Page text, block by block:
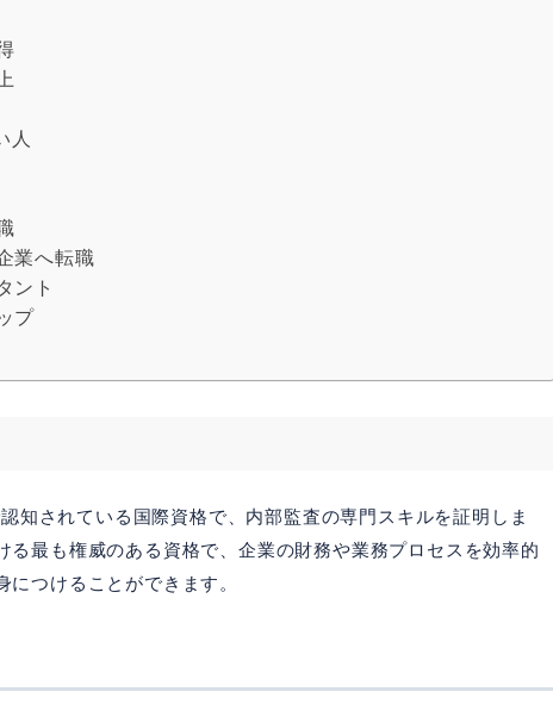
人
業へ転職
ント
プ
知されている国際資格で、内部監査の専門スキルを証明しま
る最も権威のある資格で、企業の財務や業務プロセスを効率的
つけることができます。